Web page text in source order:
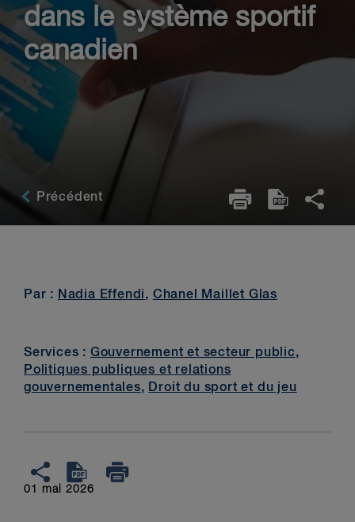
dans le système sportif
canadien
Précédent
01 mai 2026
Par : Nadia Effendi, Chanel Maillet Glas
Services : Gouvernement et secteur public,
Politiques publiques et relations
gouvernementales, Droit du sport et du jeu